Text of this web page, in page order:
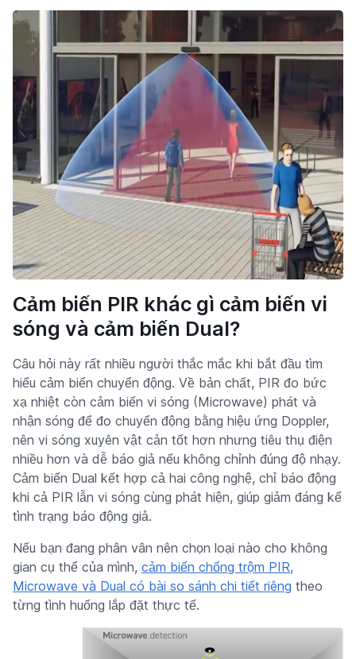
Cảm biến PIR khác gì cảm biến vi
sóng và cảm biến Dual?
Câu hỏi này rất nhiều người thắc mắc khi bắt đầu tìm
hiểu cảm biến chuyển động. Về bản chất, PIR đo bức
xạ nhiệt còn cảm biến vi sóng (Microwave) phát và
nhận sóng để đo chuyển động bằng hiệu ứng Doppler,
nên vi sóng xuyên vật cản tốt hơn nhưng tiêu thụ điện
nhiều hơn và dễ báo giả nếu không chỉnh đúng độ nhạy.
Cảm biến Dual kết hợp cả hai công nghệ, chỉ báo động
khi cả PIR lẫn vi sóng cùng phát hiện, giúp giảm đáng kể
tình trạng báo động giả.
Nếu bạn đang phân vân nên chọn loại nào cho không
gian cụ thể của mình, cảm biến chống trộm PIR,
Microwave và Dual có bài so sánh chi tiết riêng theo
từng tình huống lắp đặt thực tế.